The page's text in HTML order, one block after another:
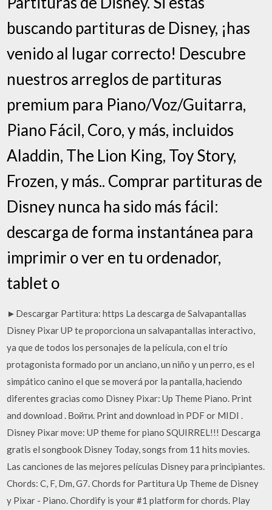
buscando partituras de Disney, ¡has
venido al lugar correcto! Descubre
nuestros arreglos de partituras
premium para Piano/Voz/Guitarra,
Piano Fácil, Coro, y más, incluidos
Aladdin, The Lion King, Toy Story,
Frozen, y más.. Comprar partituras de
Disney nunca ha sido más fácil:
descarga de forma instantánea para
imprimir o ver en tu ordenador,
tablet o
►Descargar Partitura: https La descarga de Salvapantallas
Disney Pixar UP te proporciona un salvapantallas interactivo,
ya que de todos los personajes de la película, con el trío
protagonista formado por un anciano, un niño y un perro, es el
simpático canino el que se moverá por la pantalla, haciendo
diferentes gracias como Disney Pixar: Up Theme Piano. Print
and download . Войти. Print and download in PDF or MIDI .
Disney Pixar move: UP theme for piano SQUIRREL!!! Descarga
gratis el songbook Disney Today, songs from 11 hits movies.
Las canciones de las mejores películas Disney para principiantes.
Chords: C, F, Dm, G7. Chords for Partitura Up Theme de Disney
y Pixar - Piano. Chordify is your #1 platform for chords. Play